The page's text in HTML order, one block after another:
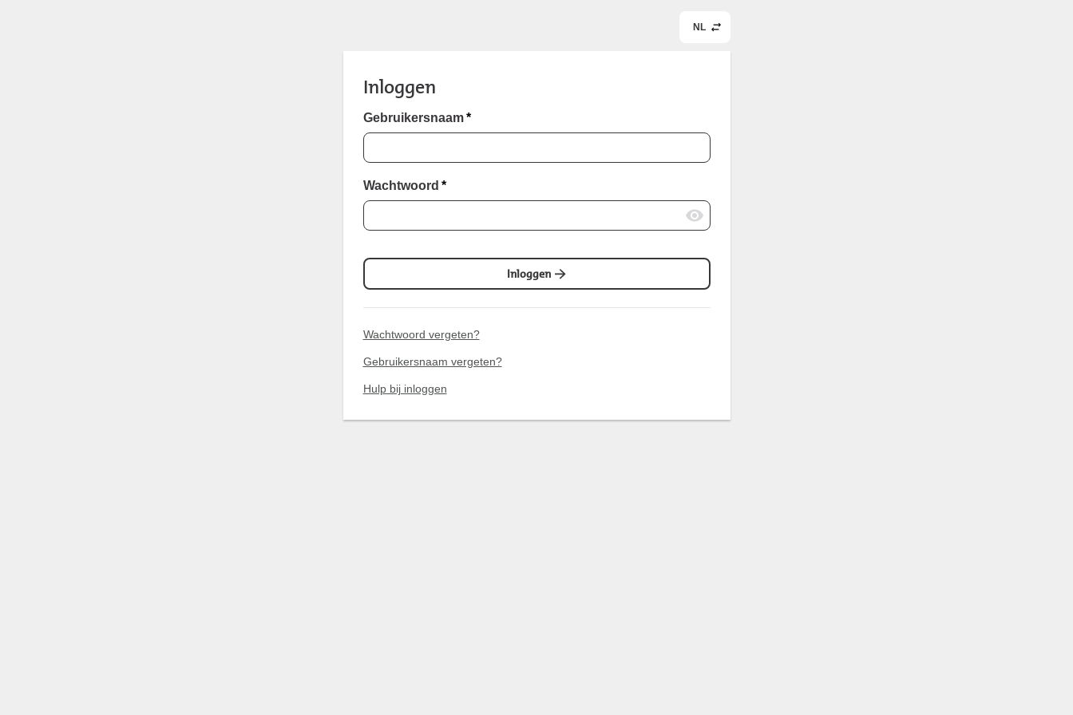
NL
Inloggen
Gebruikersnaam *
Wachtwoord *
Inloggen
Wachtwoord vergeten?
Gebruikersnaam vergeten?
Hulp bij inloggen